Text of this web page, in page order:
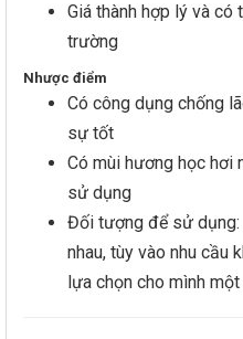
Giá thành hợp lý và có
trường
Nhược điểm
Có công dụng chống
sự tốt
Có mùi hương học hơi
sử dụng
Đối tượng để sử dụng:
nhau, tùy vào nhu cầu
lựa chọn cho mình